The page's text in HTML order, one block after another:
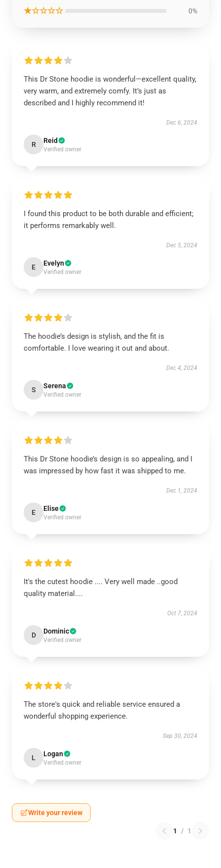
★☆☆☆☆ 0%
This Dr Stone hoodie is wonderful—excellent quality,
very warm, and extremely comfy. It’s just as
described and I highly recommend it!
Dec 6, 2024
R Reid
Verified owner
I found this product to be both durable and efficient;
it performs remarkably well.
Dec 5, 2024
E Evelyn
Verified owner
The hoodie’s design is stylish, and the fit is
comfortable. I love wearing it out and about.
Dec 4, 2024
S Serena
Verified owner
This Dr Stone hoodie’s design is so appealing, and I
was impressed by how fast it was shipped to me.
Dec 1, 2024
E Elise
Verified owner
It's the cutest hoodie .... Very well made ..good
quality material....
Oct 7, 2024
D Dominic
Verified owner
The store's quick and reliable service ensured a
wonderful shopping experience.
Sep 30, 2024
L Logan
Verified owner
Write your review
1 / 1